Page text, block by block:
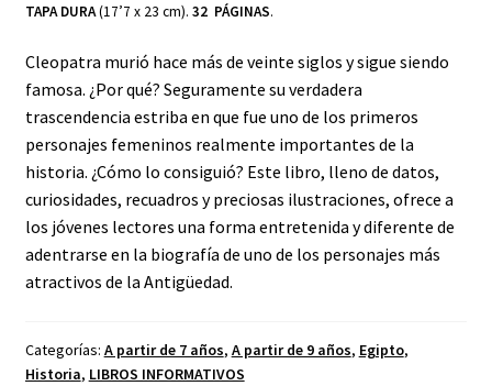
TAPA DURA(17’7 x 23 cm). 32 PÁGINAS.
Cleopatra murió hace más de veinte siglos y sigue siendo
famosa. ¿Por qué? Seguramente su verdadera
trascendencia estriba en que fue uno de los primeros
personajes femeninos realmente importantes de la
historia. ¿Cómo lo consiguió? Este libro, lleno de datos,
curiosidades, recuadros y preciosas ilustraciones, ofrece a
los jóvenes lectores una forma entretenida y diferente de
adentrarse en la biografía de uno de los personajes más
atractivos de la Antigüedad.
Categorías: A partir de 7 años, A partir de 9 años, Egipto,
Historia, LIBROS INFORMATIVOS